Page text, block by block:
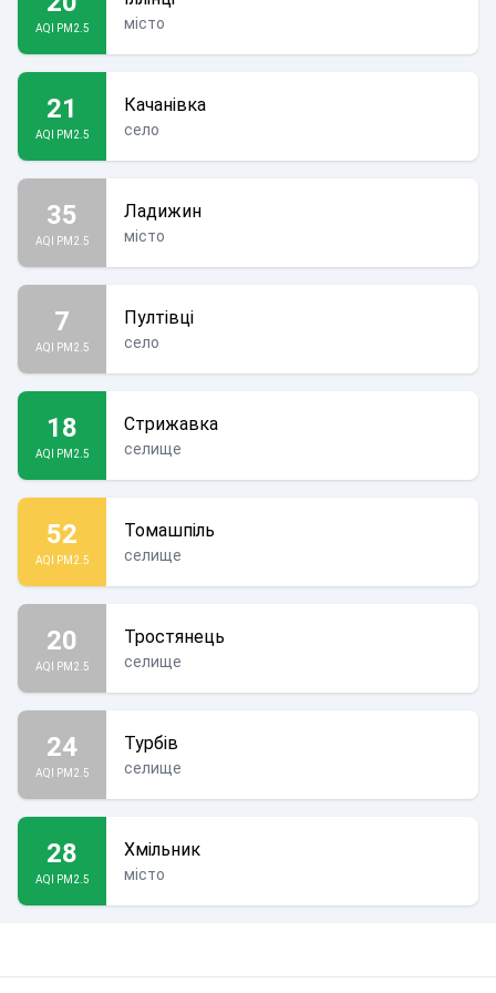
AQI PM2.5 місто
21
AQI PM2.5
Качанівка
село
35
AQI PM2.5
Ладижин
місто
7
AQI PM2.5
Пултівці
село
18
AQI PM2.5
Стрижавка
селище
52
AQI PM2.5
Томашпіль
селище
20
AQI PM2.5
Тростянець
селище
24
AQI PM2.5
Турбів
селище
28
AQI PM2.5
Хмільник
місто